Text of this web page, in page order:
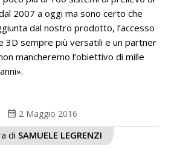
2007 a oggi ma sono certo che
dal nostro prodotto, l’accesso
3D sempre più versatili e un partner
mancheremo l’obiettivo di mille
calendar_month 2 Maggio 2016
di SAMUELE LEGRENZI